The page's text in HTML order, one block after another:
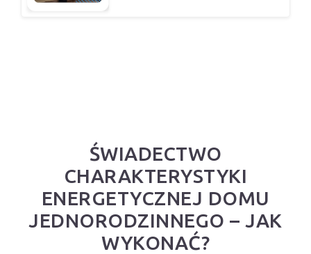
ŚWIADECTWO
CHARAKTERYSTYKI
ENERGETYCZNEJ DOMU
JEDNORODZINNEGO – JAK
WYKONAĆ?